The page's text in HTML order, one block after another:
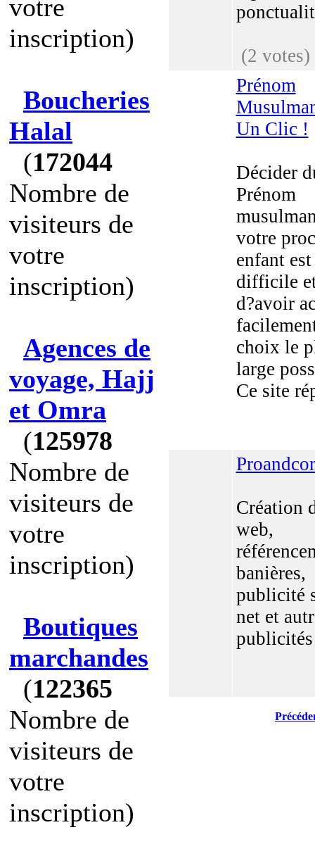
votre
inscription)
Boucheries
Halal
(172044
Nombre de
visiteurs de
votre
inscription)
Agences de
voyage, Hajj
et Omra
(125978
Nombre de
visiteurs de
votre
inscription)
Boutiques
marchandes
(122365
Nombre de
visiteurs de
votre
inscription)
(2 votes)
Prénom
Un Clic !
Décider
Prénom
votre
enfant est
difficile
d?avoir
choix le
large
Ce site
Création
web,
banières,
publicité
net et
publicités